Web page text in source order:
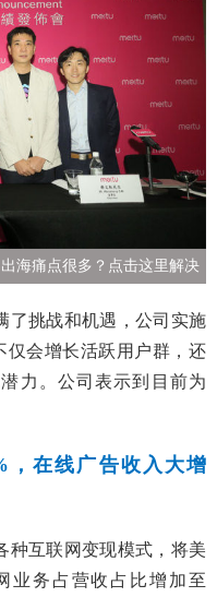
出海痛点很多？点击这里解决
了挑战和机遇，公司实施
仅会增长活跃用户群，还
力。公司表示到目前为
，在线广告收入大增
种互联网变现模式，将美
业务占营收占比增加至